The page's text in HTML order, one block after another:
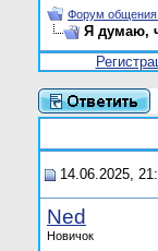
Форум общения
Я думаю,
14.06.2025,
Ned
Новичок